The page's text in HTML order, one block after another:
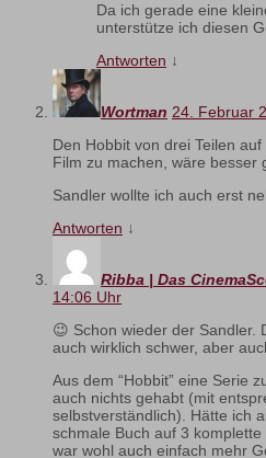
Da ich gerade eine
unterstütze ich diesen
Antworten ↓
Wortman 24. Februar
Den Hobbit von drei Teilen
Film zu machen, wäre besser
Sandler wollte ich auch erst
Antworten ↓
Ribba | Das
14:06 Uhr
😉 Schon wieder der Sandler.
auch wirklich schwer, aber
Aus dem “Hobbit” eine Serie
auch nichts gehabt (mit
selbstverständlich). Hätte ich
schmale Buch auf 3
war wohl auch einfach mehr